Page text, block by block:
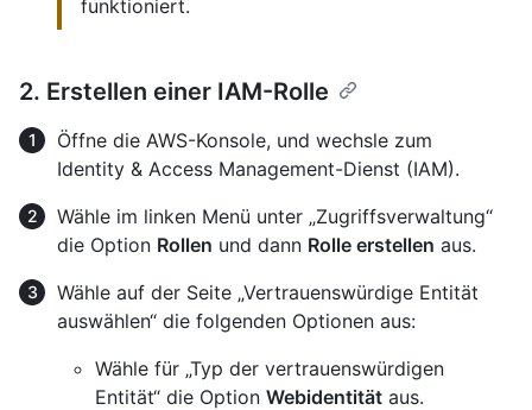
funktioniert.
2. Erstellen einer IAM-Rolle
Öffne die AWS-Konsole, und wechsle zum
Identity & Access Management-Dienst (IAM).
Wähle im linken Menü unter „Zugriffsverwaltung“
die Option Rollen und dann Rolle erstellen aus.
Wähle auf der Seite „Vertrauenswürdige Entität
auswählen“ die folgenden Optionen aus:
Wähle für „Typ der vertrauenswürdigen
Entität“ die Option Webidentität aus.